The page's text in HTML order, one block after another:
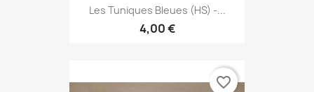
Les Tuniques Bleues (HS) -...
4,00 €
favorite_border